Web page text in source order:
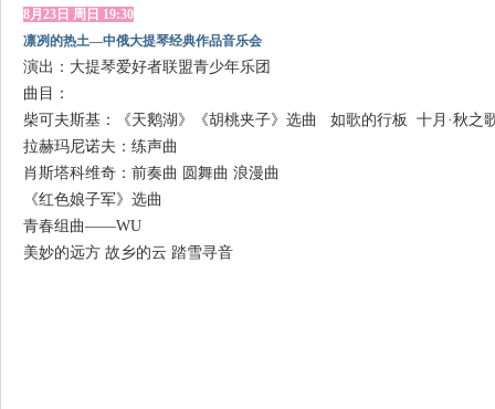
8月23日 周日 19:30
凛冽的热土—中俄大提琴经典作品音乐会
演出：大提琴爱好者联盟青少年乐团
曲目：
柴可夫斯基：《天鹅湖》《胡桃夹子》选曲 如歌的行板 十月·秋之
拉赫玛尼诺夫：练声曲
肖斯塔科维奇：前奏曲 圆舞曲 浪漫曲
《红色娘子军》选曲
青春组曲——WU
美妙的远方 故乡的云 踏雪寻音